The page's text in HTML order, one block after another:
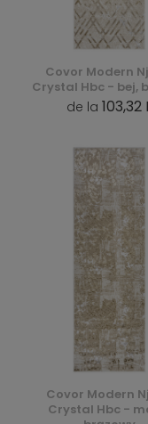
Covor Modern
Crystal Hbc - bej,
de la 103,32
Covor Modern
Crystal Hbc -